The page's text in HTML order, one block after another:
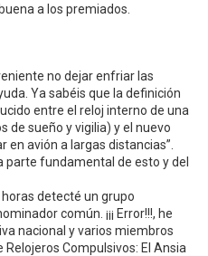
a los premiados.
no dejar enfriar las
Ya sabéis que la definición
entre el reloj interno de una
de sueño y vigilia) y el nuevo
en avión a largas distancias”.
parte fundamental de esto y del
detecté un grupo
común. ¡¡¡ Error!!!, he
nacional y varios miembros
Compulsivos: El Ansia